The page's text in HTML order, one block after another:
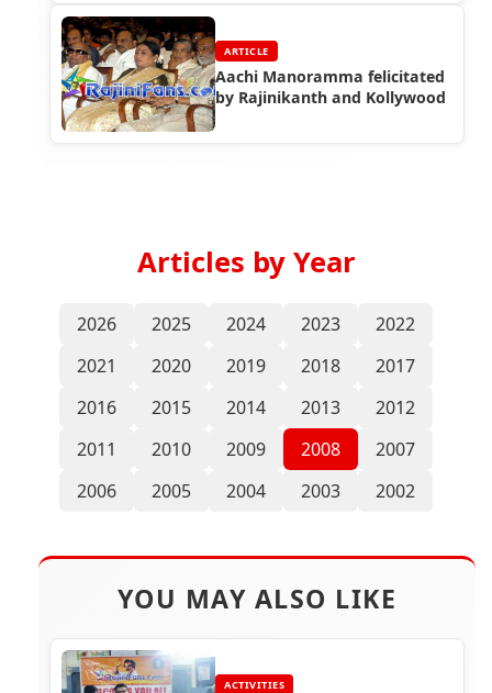
ARTICLE
Aachi Manoramma felicitated
by Rajinikanth and Kollywood
Articles by Year
2026 2025 2024 2023
2022
2021
2020 2019 2018
2017
2016
2015 2014 2013
2012
2011
2010 2009 2008
2007
2006
2005 2004 2003 2002
YOU MAY ALSO LIKE
ACTIVITIES